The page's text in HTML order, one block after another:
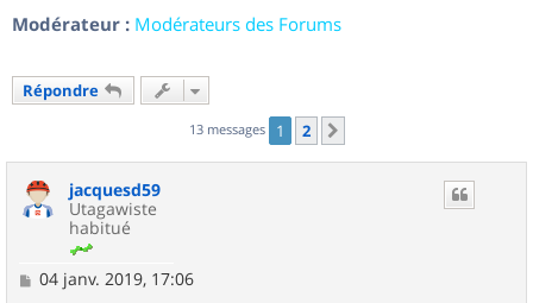
Modérateur : Modérateurs des Forums
Répondre
13 messages 1 2
jacquesd59
Utagawiste
habitué
M
04 janv. 2019, 17:06